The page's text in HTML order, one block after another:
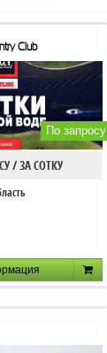
Club
По запросу
/ ЗА СОТКУ